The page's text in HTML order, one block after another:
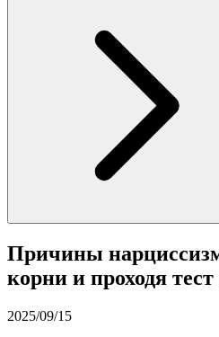
Причины
корни и проходя
2025/09/15